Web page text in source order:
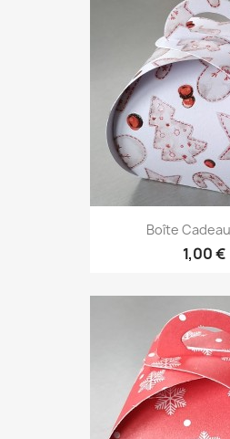
Boîte
1,00 €